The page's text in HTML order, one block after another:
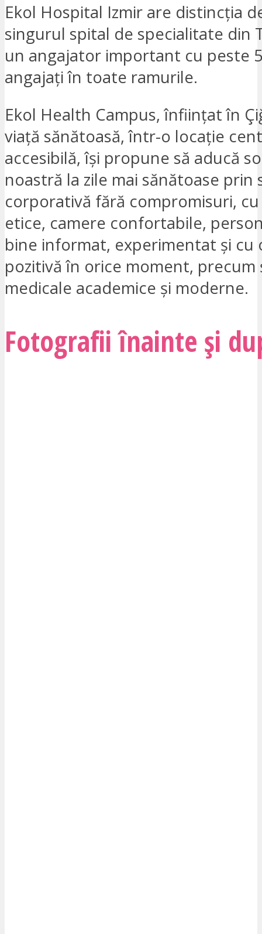
Ekol Hospital Izmir are distincția
singurul spital de specialitate din
un angajator important cu peste
angajați în toate ramurile.
Ekol Health Campus, înființat în
viață sănătoasă, într-o locație
accesibilă, își propune să aducă
noastră la zile mai sănătoase prin
corporativă fără compromisuri,
etice, camere confortabile,
bine informat, experimentat și cu
pozitivă în orice moment, precum
medicale academice și moderne.
Fotografii înainte și